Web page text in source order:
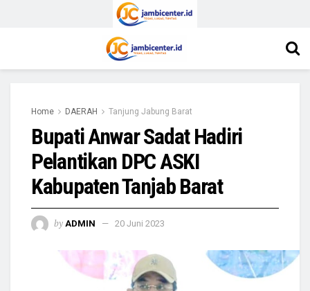
Home DAERAH Tanjung Jabung Barat
Bupati Anwar Sadat Hadiri
Pelantikan DPC ASKI
Kabupaten Tanjab Barat
by ADMIN 20 Juni 2023